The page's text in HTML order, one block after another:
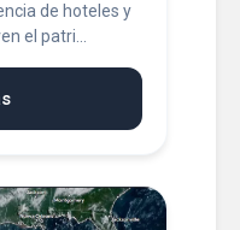
de hoteles y
el patri...